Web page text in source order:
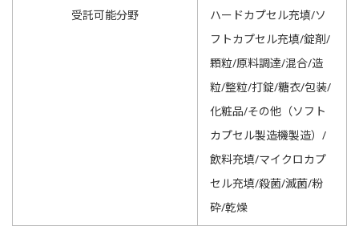
受託可能分野
ハードカプセル充填/ソ
フトカプセル充填/錠剤/
顆粒/原料調達/混合/造
粒/整粒/打錠/糖衣/包装/
化粧品/その他（ソフト
カプセル製造機製造）/
飲料充填/マイクロカプ
セル充填/殺菌/滅菌/粉
砕/乾燥